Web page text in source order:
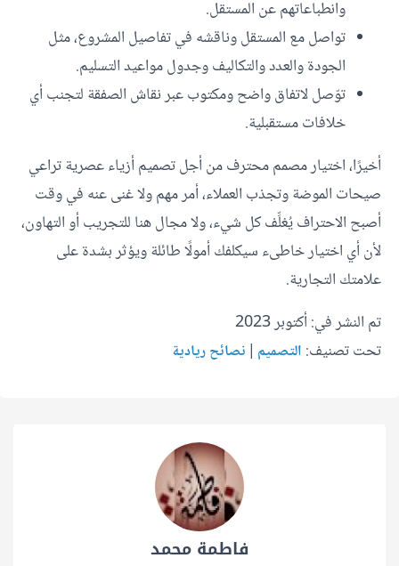
وانطباعاتهم عن المستقل.
تواصل مع المستقل وناقشه في تفاصيل المشروع، مثل
الجودة والعدد والتكاليف وجدول مواعيد التسليم.
توّصل لاتفاق واضح ومكتوب عبر نقاش الصفقة لتجنب أي
خلافات مستقبلية.
أخيرًا، اختيار مصمم محترف من أجل تصميم أزياء عصرية تراعي
صيحات الموضة وتجذب العملاء، أمر مهم ولا غنى عنه في وقت
أصبح الاحتراف يُغلِّف كل شيء، ولا مجال هنا للتجريب أو التهاون،
لأن أي اختيار خاطىء سيكلفك أمولًا طائلة ويؤثر بشدة على
علامتك التجارية.
تم النشر في: أكتوبر 2023
تحت تصنيف: التصميم | نصائح ريادية
فاطمة محمد